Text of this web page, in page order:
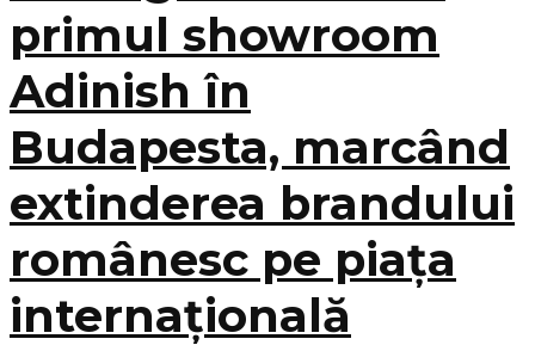
primul showroom
Adinish în
Budapesta, marcând
extinderea brandului
românesc pe piața
internațională